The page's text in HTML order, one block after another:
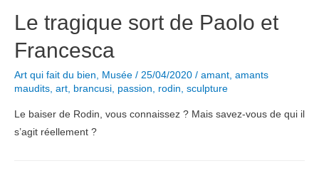
Le tragique sort de Paolo et
Francesca
Art qui fait du bien, Musée / 25/04/2020 / amant, amants
maudits, art, brancusi, passion, rodin, sculpture
Le baiser de Rodin, vous connaissez ? Mais savez-vous de qui il
s’agit réellement ?